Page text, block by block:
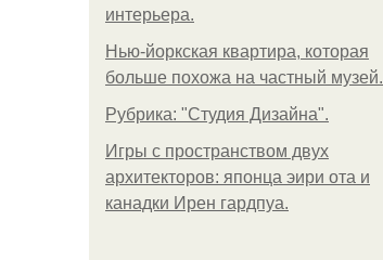
интерьера.
Нью-йоркская квартира, которая
больше похожа на частный музей.
Рубрика: "Студия Дизайна".
Игры с пространством двух
архитекторов: японца эири ота и
канадки Ирен гардпуа.